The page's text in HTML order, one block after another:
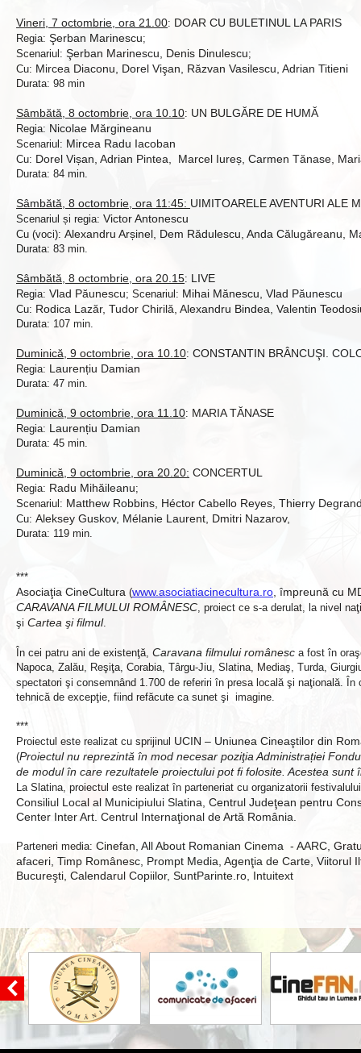
Vineri, 7 octombrie, ora 21.00: DOAR CU BULETINUL LA PARIS
Regia: Şerban Marinescu;
Scenariul: Şerban Marinescu, Denis Dinulescu;
Cu: Mircea Diaconu, Dorel Vişan, Răzvan Vasilescu, Adrian Titieni
Durata: 98 min
Sâmbătă, 8 octombrie, ora 10.10: UN BULGĂRE DE HUMĂ
Regia: Nicolae Mărgineanu
Scenariul: Mircea Radu Iacoban
Cu: Dorel Vișan, Adrian Pintea, Marcel Iureș, Carmen Tănase,
Durata: 84 min.
Sâmbătă, 8 octombrie, ora 11:45: UIMITOARELE AVENTURI ALE
Scenariul și regia: Victor Antonescu
Cu (voci): Alexandru Arșinel, Dem Rădulescu, Anda Călugăreanu,
Durata: 83 min.
Sâmbătă, 8 octombrie, ora 20.15: LIVE
Regia: Vlad Păunescu; Scenariul: Mihai Mănescu, Vlad Păunescu
Cu: Rodica Lazăr, Tudor Chirilă, Alexandru Bindea, Valentin
Durata: 107 min.
Duminică, 9 octombrie, ora 10.10: CONSTANTIN BRÂNCUŞI.
Regia: Laurențiu Damian
Durata: 47 min.
Duminică, 9 octombrie, ora 11.10: MARIA TĂNASE
Regia: Laurențiu Damian
Durata: 45 min.
Duminică, 9 octombrie, ora 20.20: CONCERTUL
Regia: Radu Mihăileanu;
Scenariul: Matthew Robbins, Héctor Cabello Reyes, Thierry
Cu: Aleksey Guskov, Mélanie Laurent, Dmitri Nazarov,
Durata: 119 min.
***
Asociaţia CineCultura (www.asociatiacinecultura.ro , împreună cu
CARAVANA FILMULUI ROMÂNESC, proiect ce s-a derulat, la nivel
şi Cartea şi filmul.
În cei patru ani de existenţă, Caravana filmului românesc a fost în
Napoca, Zalău, Reşiţa, Corabia, Târgu-Jiu, Slatina, Mediaş, Turda,
spectatori şi consemnând 1.700 de referiri în presa locală şi naţională. În
tehnică de excepţie, fiind refăcute ca sunet şi imagine.
***
Proiectul este realizat cu sprijinul UCIN – Uniunea Cineaştilor din
(Proiectul nu reprezintă în mod necesar poziţia Administrației
de modul în care rezultatele proiectului pot fi folosite. Acestea
La Slatina, proiectul este realizat în parteneriat cu organizatorii
Consiliul Local al Municipiului Slatina, Centrul Judeţean pentru
Center Inter Art. Centrul Internaţional de Artă România.
Parteneri media: Cinefan, All About Romanian Cinema - AARC,
afaceri, Timp Românesc, Prompt Media, Agenţia de Carte,
Bucureşti, Calendarul Copiilor, SuntParinte.ro, Intuitext